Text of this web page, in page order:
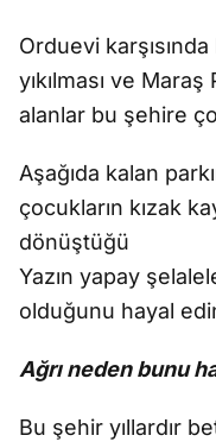
Orduevi
yıkılması ve
alanlar bu şehire
Aşağıda kalan
çocukların kızak
dönüştüğü
Yazın yapay
olduğunu hayal
Ağrı neden bunu
Bu şehir yıllardır